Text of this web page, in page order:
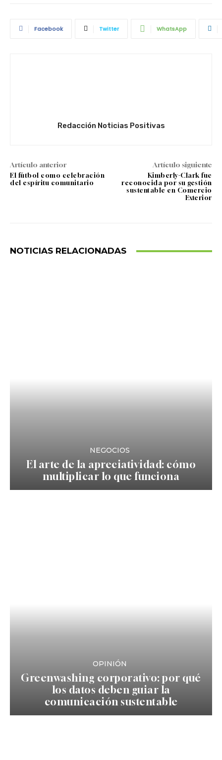
Facebook Twitter WhatsApp
Redacción Noticias Positivas
Artículo anterior
El fútbol como celebración
del espíritu comunitario
Artículo siguiente
Kimberly-Clark fue
reconocida por su gestión
sustentable en Comercio
Exterior
NOTICIAS RELACIONADAS
NEGOCIOS
El arte de la apreciatividad: cómo
multiplicar lo que funciona
OPINIÓN
Greenwashing corporativo: por qué
los datos deben guiar la
comunicación sustentable